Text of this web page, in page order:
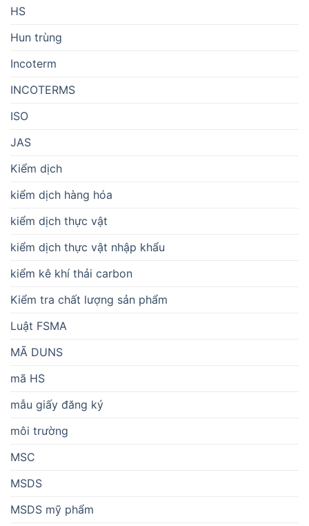
HS
Hun trùng
Incoterm
INCOTERMS
ISO
JAS
Kiểm dịch
kiểm dịch hàng hóa
kiểm dịch thực vật
kiểm dịch thực vật nhập khẩu
kiểm kê khí thải carbon
Kiểm tra chất lượng sản phẩm
Luật FSMA
MÃ DUNS
mã HS
mẫu giấy đăng ký
môi trường
MSC
MSDS
MSDS mỹ phẩm